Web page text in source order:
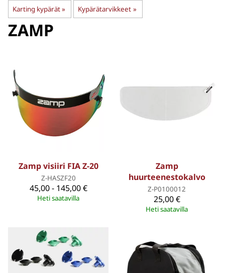
Karting kypärät‪» Kypärätarvikkeet ‪»
ZAMP
Zamp visiiri FIA Z-20
Z-HASZF20
45,00 - 145,00 €
Heti saatavilla
Zamp
huurteenestokalvo
Z-P0100012
25,00 €
Heti saatavilla